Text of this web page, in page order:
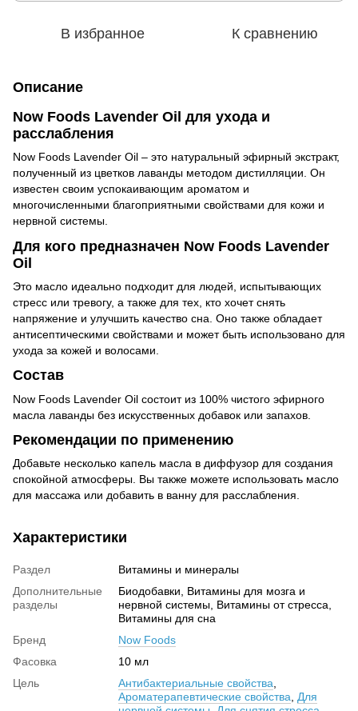
В избранное К сравнению
Описание
Now Foods Lavender Oil для ухода и
расслабления
Now Foods Lavender Oil – это натуральный эфирный экстракт,
полученный из цветков лаванды методом дистилляции. Он
известен своим успокаивающим ароматом и
многочисленными благоприятными свойствами для кожи и
нервной системы.
Для кого предназначен Now Foods Lavender
Oil
Это масло идеально подходит для людей, испытывающих
стресс или тревогу, а также для тех, кто хочет снять
напряжение и улучшить качество сна. Оно также обладает
антисептическими свойствами и может быть использовано для
ухода за кожей и волосами.
Состав
Now Foods Lavender Oil состоит из 100% чистого эфирного
масла лаванды без искусственных добавок или запахов.
Рекомендации по применению
Добавьте несколько капель масла в диффузор для создания
спокойной атмосферы. Вы также можете использовать масло
для массажа или добавить в ванну для расслабления.
Характеристики
Раздел
Витамины и минералы
Дополнительные
разделы
Биодобавки, Витамины для мозга и
нервной системы, Витамины от стресса,
Витамины для сна
Бренд
Now Foods
Фасовка
10 мл
Цель
Антибактериальные свойства
Ароматерапевтические свойства
Для